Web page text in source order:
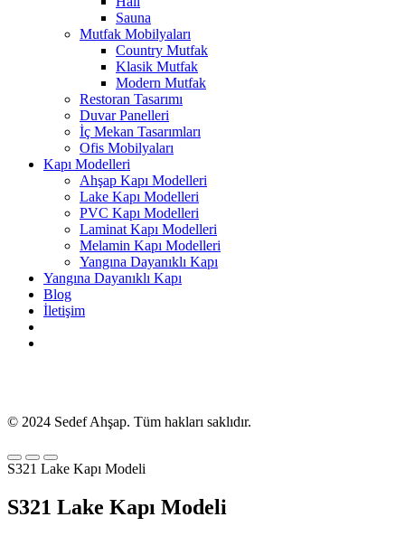
Sauna
Mutfak Mobilyaları
Country Mutfak
Klasik Mutfak
Modern Mutfak
Restoran Tasarımı
Duvar Panelleri
İç Mekan Tasarımları
Ofis Mobilyaları
Kapı Modelleri
Ahşap Kapı Modelleri
Lake Kapı Modelleri
PVC Kapı Modelleri
Laminat Kapı Modelleri
Melamin Kapı Modelleri
Yangına Dayanıklı Kapı
Yangına Dayanıklı Kapı
Blog
İletişim
© 2024 Sedef Ahşap. Tüm hakları saklıdır.
S321 Lake Kapı Modeli
S321 Lake Kapı Modeli